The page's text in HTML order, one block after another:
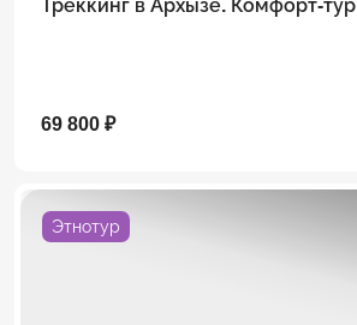
Треккинг в Архызе. Комфорт-тур
69 800 ₽
Этнотур